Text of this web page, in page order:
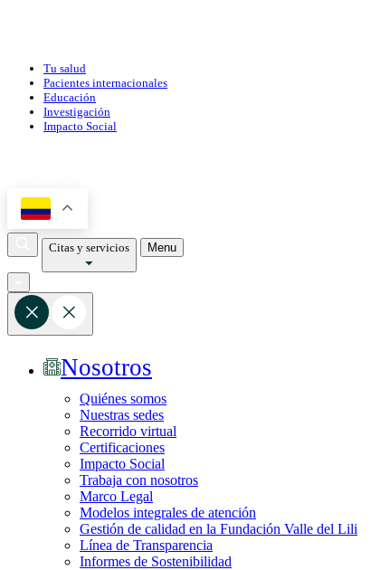
Tu salud
Pacientes internacionales
Educación
Investigación
Impacto Social
Citas y servicios Menu
Nosotros
Quiénes somos
Nuestras sedes
Recorrido virtual
Certificaciones
Impacto Social
Trabaja con nosotros
Marco Legal
Modelos integrales de atención
Gestión de calidad en la Fundación Valle del Lili
Línea de Transparencia
Informes de Sostenibilidad